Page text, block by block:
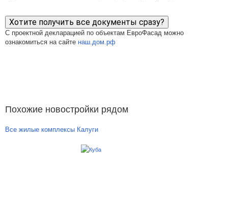
Хотите получить все документы сразу?
С проектной декларацией по объектам ЕвроФасад можно
ознакомиться на сайте наш.дом.рф
Похожие новостройки рядом
Все жилые комплексы Калуги